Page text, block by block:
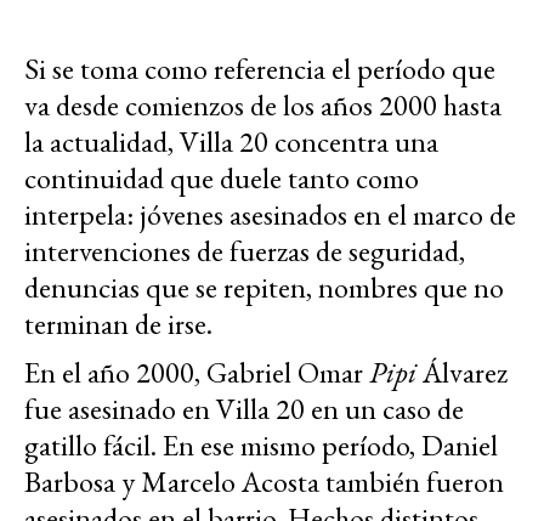
Si se toma como referencia el período que
va desde comienzos de los años 2000 hasta
la actualidad, Villa 20 concentra una
continuidad que duele tanto como
interpela: jóvenes asesinados en el marco de
intervenciones de fuerzas de seguridad,
denuncias que se repiten, nombres que no
terminan de irse.
En el año 2000, Gabriel OmarPipiÁlvarez
fue asesinado en Villa 20 en un caso de
gatillo fácil. En ese mismo período, Daniel
Barbosa y Marcelo Acosta también fueron